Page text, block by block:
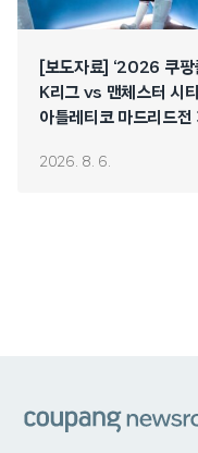
[보도자료] ‘2026 쿠팡
K리그 vs 맨체스터 시
아틀레티코 마드리드전
2026. 8. 6.